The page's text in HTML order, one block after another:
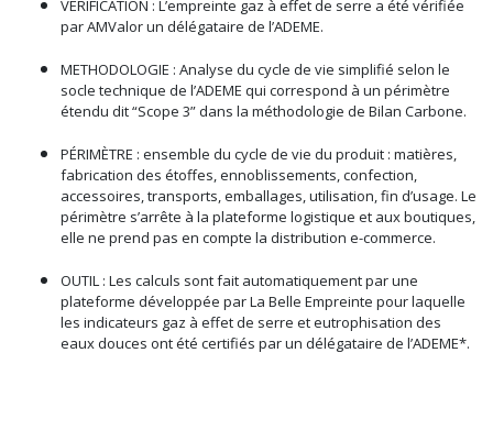
VÉRIFICATION : L’empreinte gaz à effet de serre a été vérifiée
par AMValor un délégataire de l’ADEME.
METHODOLOGIE : Analyse du cycle de vie simplifié selon le
socle technique de l’ADEME qui correspond à un périmètre
étendu dit “Scope 3” dans la méthodologie de Bilan Carbone.
PÉRIMÈTRE : ensemble du cycle de vie du produit : matières,
fabrication des étoffes, ennoblissements, confection,
accessoires, transports, emballages, utilisation, fin d’usage. Le
périmètre s’arrête à la plateforme logistique et aux boutiques,
elle ne prend pas en compte la distribution e-commerce.
OUTIL : Les calculs sont fait automatiquement par une
plateforme développée par La Belle Empreinte pour laquelle
les indicateurs gaz à effet de serre et eutrophisation des
eaux douces ont été certifiés par un délégataire de l’ADEME*.